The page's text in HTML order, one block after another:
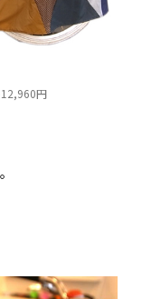
12,960円